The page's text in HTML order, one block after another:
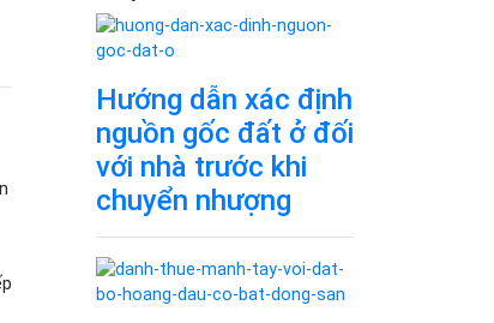
Hướng dẫn xác định
nguồn gốc đất ở đối
với nhà trước khi
chuyển nhượng